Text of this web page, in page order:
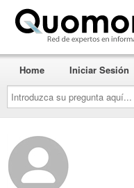
Introduzca
su
pregunta
aquí...
Home Iniciar Sesión